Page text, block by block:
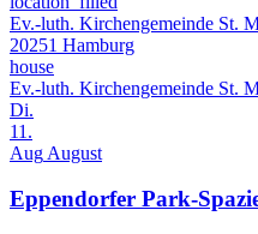
Ev.-luth. Kirchengemeinde St.
20251 Hamburg
house
Ev.-luth. Kirchengemeinde St.
Di.
11.
Aug August
Eppendorfer Park-